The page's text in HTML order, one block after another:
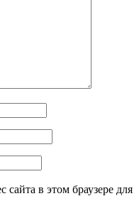
в этом браузере для